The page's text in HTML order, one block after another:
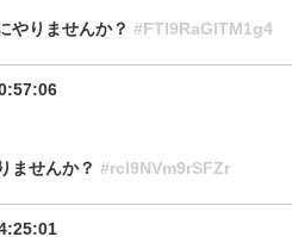
やりませんか？ #FTl9RaGlTM1g4
ませんか？ #rcl9NVm9rSFZr